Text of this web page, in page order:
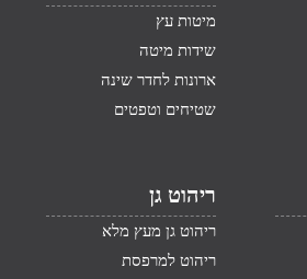
מיטות עץ
שידות מיטה
ארונות לחדר שינה
שטיחים וטפטים
ריהוט גן
ריהוט גן מעץ מלא
ריהוט למרפסת